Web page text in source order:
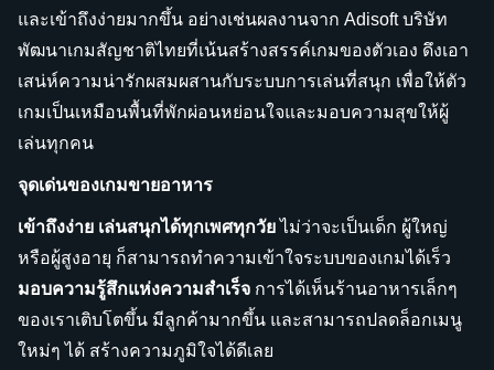
และเข้าถึงง่ายมากขึ้น อย่างเช่นผลงานจาก Adisoft บริษัท
พัฒนาเกมสัญชาติไทยที่เน้นสร้างสรรค์เกมของตัวเอง ดึงเอา
เสน่ห์ความน่ารักผสมผสานกับระบบการเล่นที่สนุก เพื่อให้ตัว
เกมเป็นเหมือนพื้นที่พักผ่อนหย่อนใจและมอบความสุขให้ผู้
เล่นทุกคน
จุดเด่นของเกมขายอาหาร
เข้าถึงง่าย เล่นสนุกได้ทุกเพศทุกวัยไม่ว่าจะเป็นเด็ก ผู้ใหญ่
หรือผู้สูงอายุ ก็สามารถทำความเข้าใจระบบของเกมได้เร็ว
มอบความรู้สึกแห่งความสำเร็จ การได้เห็นร้านอาหารเล็กๆ
ของเราเติบโตขึ้น มีลูกค้ามากขึ้น และสามารถปลดล็อกเมนู
ใหม่ๆ ได้ สร้างความภูมิใจได้ดีเลย